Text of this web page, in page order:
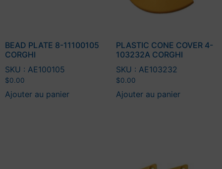
BEAD PLATE 8-11100105
CORGHI
SKU : AE100105
$0.00
Ajouter au panier
PLASTIC CONE COVER 4-
103232A CORGHI
SKU : AE103232
$0.00
Ajouter au panier